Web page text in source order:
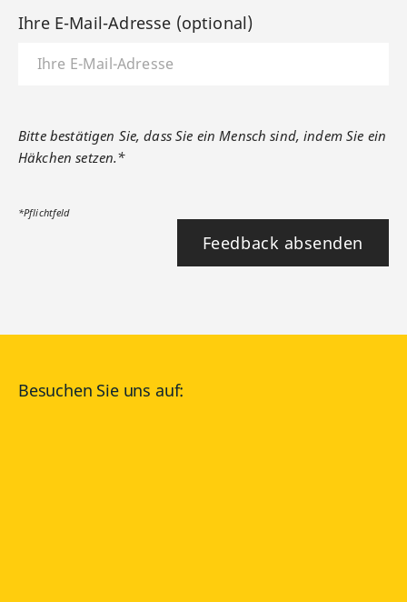
Ihre E-Mail-Adresse (optional)
Bitte bestätigen Sie, dass Sie ein Mensch sind, indem Sie ein
Häkchen setzen.*
*Pflichtfeld
Feedback absenden
Besuchen Sie uns auf: